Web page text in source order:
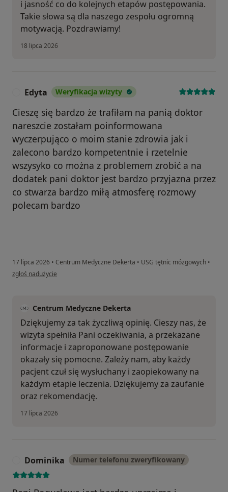
i jasność co do kolejnych etapów postępowania.
Takie słowa są dla naszego zespołu ogromną
motywacją. Pozdrawiamy!
18 lipca 2026
Edyta Weryfikacja wizyty
Cieszę się bardzo że trafiłam na panią doktor
nareszcie zostałam poinformowana
wyczerpująco o moim stanie zdrowia jak i
zalecono bardzo kompetentnie i rzetelnie
wszysyko co można z problemem zrobić a na
dodatek pani doktor jest bardzo przyjazna przez
co stwarza bardzo miłą atmosferę rozmowy
polecam bardzo
17 lipca 2026 • Centrum Medyczne Dekerta • USG tętnic mózgowych •
w opinii użytkownika Edyta
zgłoś nadużycie
Centrum Medyczne Dekerta
Dziękujemy za tak życzliwą opinię. Cieszy nas, że
wizyta spełniła Pani oczekiwania, a przekazane
informacje i zaproponowane postępowanie
okazały się pomocne. Zależy nam, aby każdy
pacjent czuł się wysłuchany i zaopiekowany na
każdym etapie leczenia. Dziękujemy za zaufanie
oraz rekomendację.
17 lipca 2026
Dominika Numer telefonu zweryfikowany